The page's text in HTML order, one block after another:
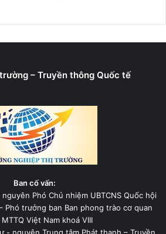
– Truyền thông Quốc tế
Ban cố vấn:
Phó Chủ nhiệm UBTCNS Quốc hội
Phó trưởng ban Ban phong trào cơ quan
MTTQ Việt Nam khoá VIII
- nguyên Trung tâm Phát thanh – Truyền